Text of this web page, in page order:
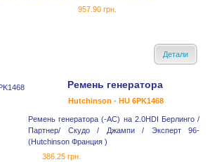
957.90 грн.
Детали
Ремень генератора
Hutchinson - HU 6PK1468
Ремень генератора (-AC) на 2.0HDI Берлинго /
Партнер/ Скудо / Джампи / Эксперт 96-
(Hutchinson Франция )
386.25 грн.